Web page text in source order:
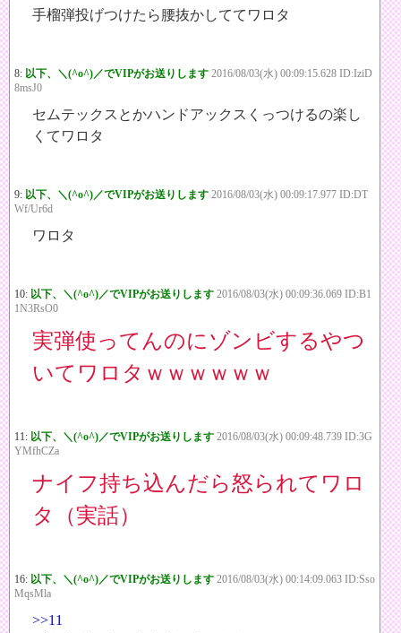
手榴弾投げつけたら腰抜かしててワロタ
8: 以下、＼(^o^)／でVIPがお送りします 2016/08/03(水) 00:09:15.628 ID:IziD
8msJ0
セムテックスとかハンドアックスくっつけるの楽し
くてワロタ
9: 以下、＼(^o^)／でVIPがお送りします 2016/08/03(水) 00:09:17.977 ID:DT
Wf/Ur6d
ワロタ
10: 以下、＼(^o^)／でVIPがお送りします 2016/08/03(水) 00:09:36.069 ID:B1
1N3RsO0
実弾使ってんのにゾンビするやつ
いてワロタｗｗｗｗｗｗ
11: 以下、＼(^o^)／でVIPがお送りします 2016/08/03(水) 00:09:48.739 ID:3G
YMfhCZa
ナイフ持ち込んだら怒られてワロ
タ（実話）
16: 以下、＼(^o^)／でVIPがお送りします 2016/08/03(水) 00:14:09.063 ID:Sso
MqsMla
>>11